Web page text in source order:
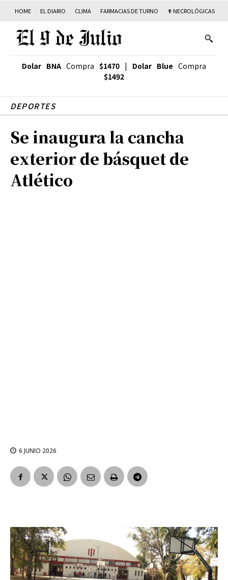
HOME EL DIARIO CLIMA FARMACIAS DE TURNO ✟ NECROLÓGICAS
Dolar BNA Compra $1470 | Dolar Blue Compra
$1492
DEPORTES
Se inaugura la cancha
exterior de básquet de
Atlético
6 JUNIO 2026